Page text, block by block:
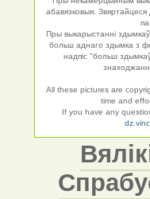
абавязковыя.
па
Пры выкарыстанні
больш аднаго здымка з
надпіс "больш
All these pictures are
time and
If you have any